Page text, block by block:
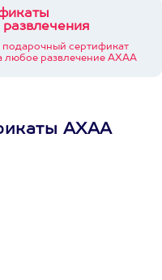
развлечения
сертификат
любое развлечение АХАА
АХАА